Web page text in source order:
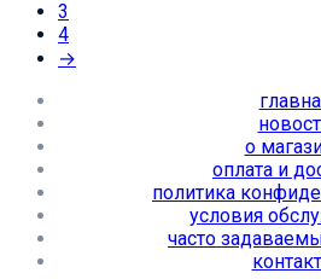
3
4
→
о
оплата и
политика
условия
часто